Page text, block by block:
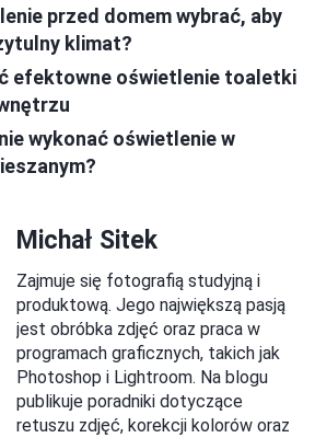
przed domem wybrać, aby
klimat?
efektowne oświetlenie toaletki
wykonać oświetlenie w
Michał Sitek
Zajmuje się fotografią studyjną i
produktową. Jego największą pasją
jest obróbka zdjęć oraz praca w
programach graficznych, takich jak
Photoshop i Lightroom. Na blogu
publikuje poradniki dotyczące
retuszu zdjęć, korekcji kolorów oraz